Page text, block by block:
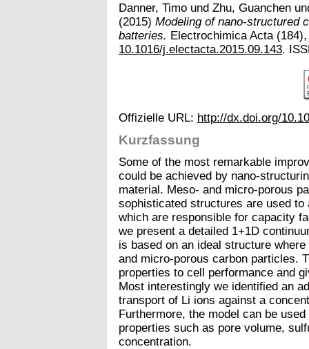
Danner, Timo und Zhu, Guanchen
(2015) Modeling of nano-structured
batteries. Electrochimica Acta
10.1016/j.electacta.2015.09.143.
Offizielle URL: http://dx.doi.org/
Kurzfassung
Some of the most remarkable
could be achieved by nano-
material. Meso- and micro-porous
sophisticated structures are used
which are responsible for capacity
we present a detailed 1+1D
is based on an ideal structure
and micro-porous carbon particles.
properties to cell performance and
Most interestingly we identified an
transport of Li ions against a
Furthermore, the model can be
properties such as pore volume,
concentration.